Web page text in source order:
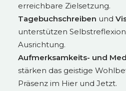
erreichbare Zielsetzung.
Tagebuchschreiben und
unterstützen
Ausrichtung.
Aufmerksamkeits- und
stärken das geistige
Präsenz im Hier und Jetzt.